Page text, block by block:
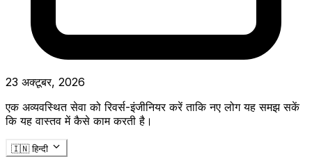
23 अक्टूबर, 2026
एक अव्यवस्थित सेवा को रिवर्स-इंजीनियर करें ताकि नए लोग यह समझ सकें
कि यह वास्तव में कैसे काम करती है।
🇮🇳 हिन्दी